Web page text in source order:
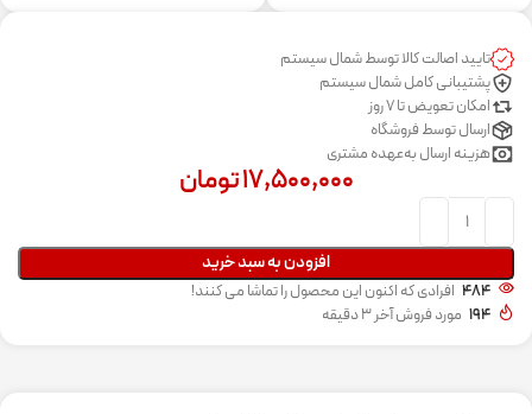
تایید اصالت کالا توسط شمال سیستم
پشتیبانی کامل شمال سیستم
امکان تعویض تا 7 روز
ارسال توسط فروشگاه
هزینه ارسال به‌عهده مشتری
۱۷,۵۰۰,۰۰۰تومان
افزودن به سبد خرید
484 افرادی که اکنون این محصول را تماشا می کنند!
194 مورد فروش آخر 3 دقیقه